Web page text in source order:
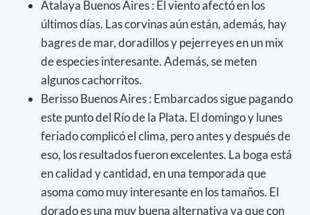
Atalaya Buenos Aires : El viento afectó en los
últimos días. Las corvinas aún están, además, hay
bagres de mar, doradillos y pejerreyes en un mix
de especies interesante. Además, se meten
algunos cachorritos.
Berisso Buenos Aires : Embarcados sigue pagando
este punto del Río de la Plata. El domingo y lunes
feriado complicó el clima, pero antes y después de
eso, los resultados fueron excelentes. La boga está
en calidad y cantidad, en una temporada que
asoma como muy interesante en los tamaños. El
dorado es una muy buena alternativa ya que con